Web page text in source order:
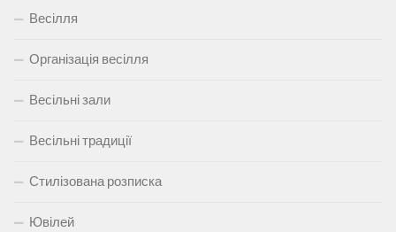
Весілля
Організація весілля
Весільні зали
Весільні традиції
Стилізована розписка
Ювілей